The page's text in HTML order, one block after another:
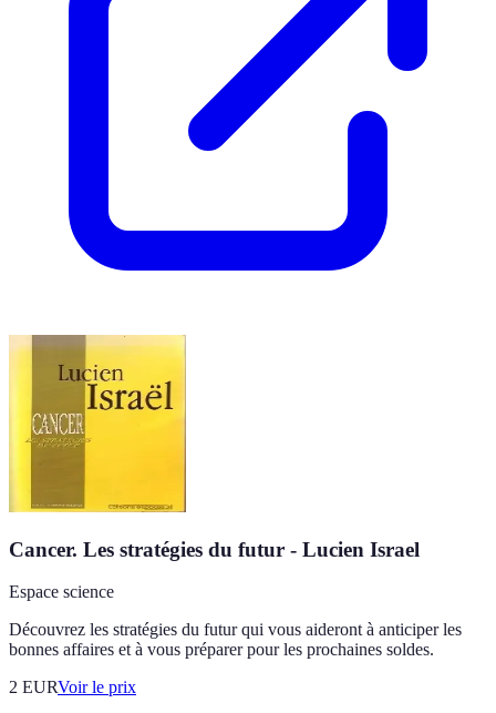
Cancer. Les stratégies du futur - Lucien Israel
Espace science
Découvrez les stratégies du futur qui vous aideront à anticiper les
bonnes affaires et à vous préparer pour les prochaines soldes.
2 EURVoir le prix